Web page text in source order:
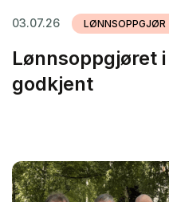
03.07.26 LØNNSOPPGJØR
Lønnsoppgjøret
godkjent